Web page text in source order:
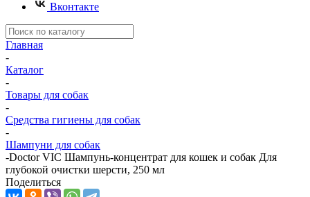
Вконтакте
Главная
-
Каталог
-
Товары для собак
-
Средства гигиены для собак
-
Шампуни для собак
-Doctor VIC Шампунь-концентрат для кошек и собак Для
глубокой очистки шерсти, 250 мл
Поделиться